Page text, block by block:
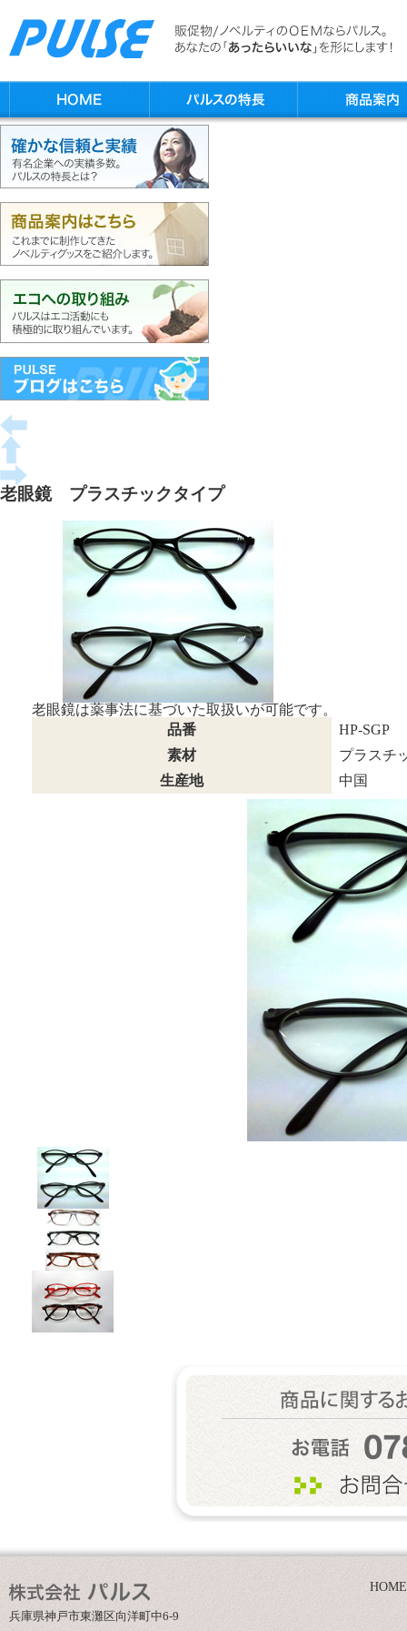
老眼鏡 プラスチックタイプ
老眼鏡は薬事法に基づいた取扱いが可能です。
品番
HP-SGP
素材
プラスチ
生産地
中国
兵庫県神戸市東灘区向洋町中6-9
HOME